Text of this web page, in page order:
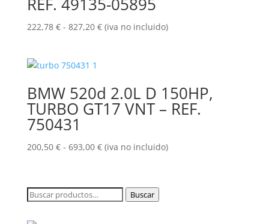
REF. 49135-05895
222,78 € - 827,20 €Rango
hasta
827,20 €
(iva no incluido)
BMW 520d 2.0L D 150HP,
TURBO GT17 VNT – REF.
750431
200,50 € - 693,00 €Rango
desde
200,50 €
(iva no incluido)
Buscar
Buscar